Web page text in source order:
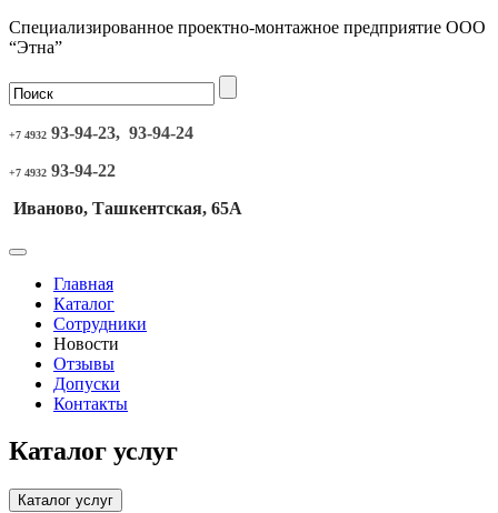
Специализированное проектно-монтажное предприятие ООО
“Этна”
+7 4932 93-94-23, 93-94-24
+7 4932 93-94-22
Иваново, Ташкентская, 65А
Главная
Каталог
Сотрудники
Новости
Отзывы
Допуски
Контакты
Каталог услуг
Каталог услуг